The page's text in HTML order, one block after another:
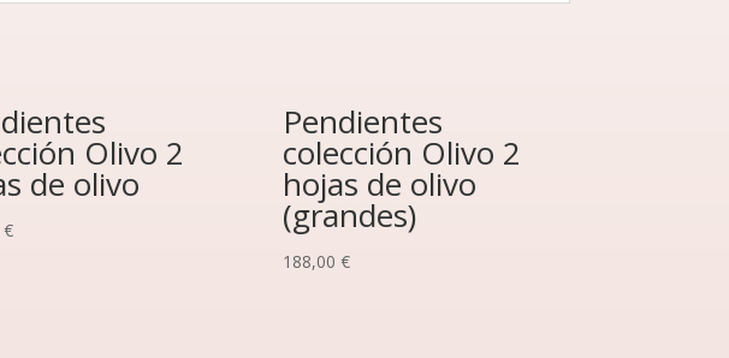
Olivo 2
de olivo
€
Pendientes
colección Olivo 2
hojas de olivo
(grandes)
188,00 €